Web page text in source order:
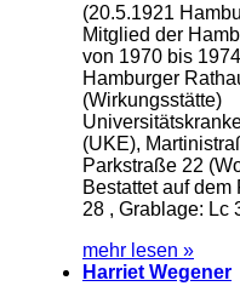
(20.5.1921
Mitglied der
von 1970 bis 1974
Hamburger
(Wirkungsstätte)
(UKE),
Parkstraße 22
Bestattet auf
28 , Grablage: Lc
mehr lesen »
Harriet Wegener